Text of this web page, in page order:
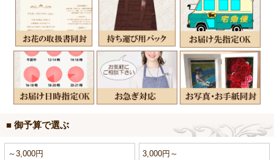
■ 御予算で選ぶ
～3,000円 3,000円～